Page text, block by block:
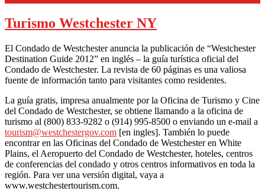
Turismo Westchester NY
El Condado de Westchester anuncia la publicación de “Westchester
Destination Guide 2012” en inglés – la guía turística oficial del
Condado de Westchester. La revista de 60 páginas es una valiosa
fuente de información tanto para visitantes como residentes.
La guía gratis, impresa anualmente por la Oficina de Turismo y Cine
del Condado de Westchester, se obtiene llamando a la oficina de
turismo al (800) 833-9282 o (914) 995-8500 o enviando un e-mail a
tourism@westchestergov.com [en ingles]. También lo puede
encontrar en las Oficinas del Condado de Westchester en White
Plains, el Aeropuerto del Condado de Westchester, hoteles, centros
de conferencias del condado y otros centros informativos en toda la
región. Para ver una versión digital, vaya a
www.westchestertourism.com.